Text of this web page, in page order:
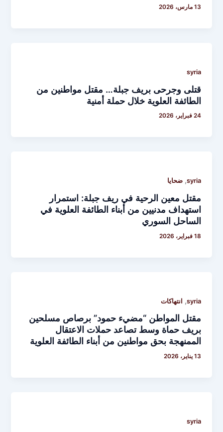
13 مارس، 2026
syria
قتلى وجرحى بريف جبلة… مقتل مواطنين من
الطائفة العلوية خلال حملة أمنية
24 فبراير، 2026
syria
,ضحايا
مقتل معين الرحية في ريف جبلة: استمرار
استهداف مدنيين من أبناء الطائفة العلوية في
الساحل السوري
18 فبراير، 2026
syria
, انتهاكات
مقتل المواطن “مضيء حمود” برصاص مسلحين
بريف حماة وسط تصاعد حملات الاعتقال
الممنهجة بحق مواطنين من أبناء الطائفة العلوية
13 يناير، 2026
syria